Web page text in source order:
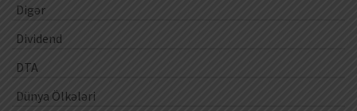
Digər
Dividend
DTA
Dünya Ölkələri